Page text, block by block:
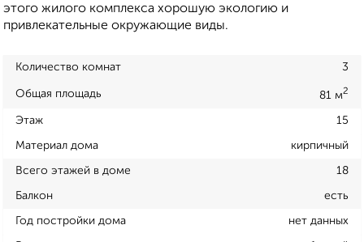
этого жилого комплекса хорошую экологию и
привлекательные окружающие виды.
Количество комнат 3
Общая площадь 81 м2
Этаж 15
Материал дома кирпичный
Всего этажей в доме 18
Балкон есть
Год постройки дома нет данных